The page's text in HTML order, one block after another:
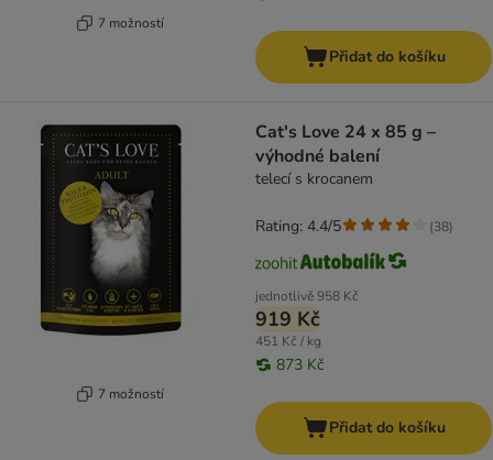
7 možností
Přidat do košíku
7 možností
Cat's Love 24 x 85 g –
výhodné balení
telecí s krocanem
jednotlivě958 Kč
919 Kč
451 Kč / kg
873 Kč
Rating: 4.4/5 (38)
Přidat do košíku